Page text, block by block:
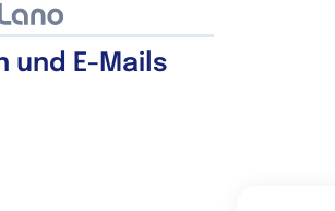
und E-Mails